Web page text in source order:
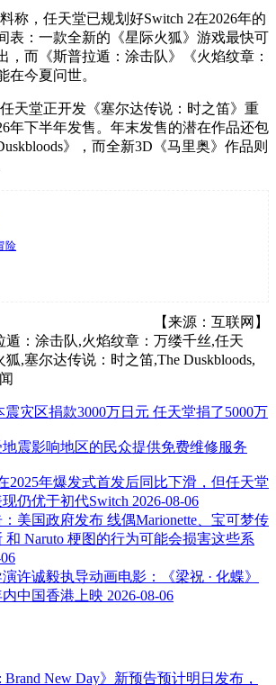
称，任天堂已规划好Switch 2在2026年的
表：一款全新的《星际火狐》游戏最快可
，而《斯普拉遁：涂击队》《火焰纹章：
在今夏问世。
任天堂正开发《塞尔达传说：时之笛》重
年下半年发售。年末发售的潜在作品还包
》，而全新3D《马里奥》作品则
险
【来源：互联网】
遁：涂击队,火焰纹章：万缕千丝,任天
,塞尔达传说：时之笛,The Duskbloods,
震灾区捐款3000万日元 任天堂捐了5000万
震影响地区的民众提供免费维修服务
2025年爆发式首发后同比下滑，但任天堂
仍优于初代Switch 2026-08-06
美国政府发布 线偶Marionette、宝可梦传
和 Naruto 梗图的行为可能会损害这些系
演许诚毅执导动画电影：《梁祝 · 化蝶》
中国香港上映 2026-08-06
Brand New Day》新预告预计明日发布，